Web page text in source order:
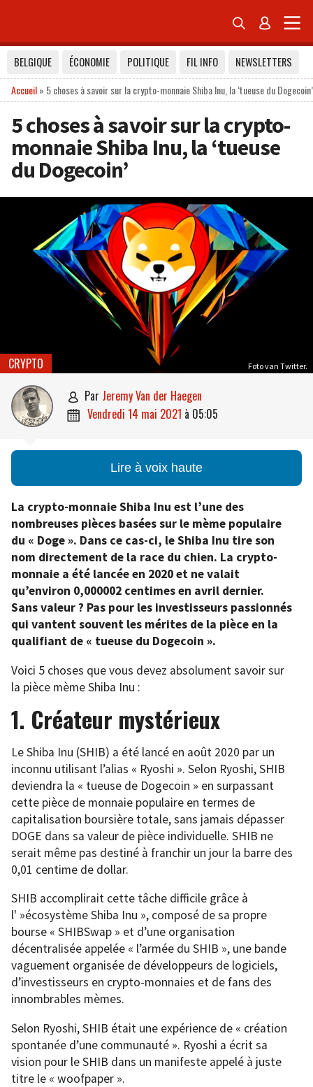
 
BELGIQUE ÉCONOMIE POLITIQUE FIL INFO
NEWSLETTERS
Accueil» 5 choses à savoir sur la crypto-monnaie Shiba Inu, la ‘tueuse du Dogecoin’
5 choses à savoir sur la crypto-
monnaie Shiba Inu, la ‘tueuse
du Dogecoin’
Foto van Twitter.
CRYPTO
 par Jeremy Van der Haegen
 vendredi 14 mai 2021 à 05:05
Lire à voix haute
La crypto-monnaie Shiba Inu est l’une des
nombreuses pièces basées sur le mème populaire
du « Doge ». Dans ce cas-ci, le Shiba Inu tire son
nom directement de la race du chien. La crypto-
monnaie a été lancée en 2020 et ne valait
qu’environ 0,000002 centimes en avril dernier.
Sans valeur ? Pas pour les investisseurs passionnés
qui vantent souvent les mérites de la pièce en la
qualifiant de « tueuse du Dogecoin ».
Voici 5 choses que vous devez absolument savoir sur
la pièce mème Shiba Inu :
1. Créateur mystérieux
Le Shiba Inu (SHIB) a été lancé en août 2020 par un
inconnu utilisant l’alias « Ryoshi ». Selon Ryoshi, SHIB
deviendra la « tueuse de Dogecoin » en surpassant
cette pièce de monnaie populaire en termes de
capitalisation boursière totale, sans jamais dépasser
DOGE dans sa valeur de pièce individuelle. SHIB ne
serait même pas destiné à franchir un jour la barre des
0,01 centime de dollar.
SHIB accomplirait cette tâche difficile grâce à
l' »écosystème Shiba Inu », composé de sa propre
bourse « SHIBSwap » et d’une organisation
décentralisée appelée « l’armée du SHIB », une bande
vaguement organisée de développeurs de logiciels,
d’investisseurs en crypto-monnaies et de fans des
innombrables mèmes.
Selon Ryoshi, SHIB était une expérience de « création
spontanée d’une communauté ». Ryoshi a écrit sa
vision pour le SHIB dans un manifeste appelé à juste
titre le « woofpaper ».